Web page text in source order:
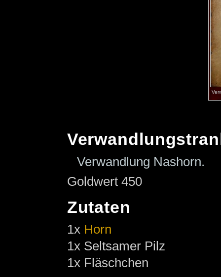
Verwandlung Nashorn.
Goldwert 450
Zutaten
1x Horn
1x Seltsamer Pilz
1x Fläschchen